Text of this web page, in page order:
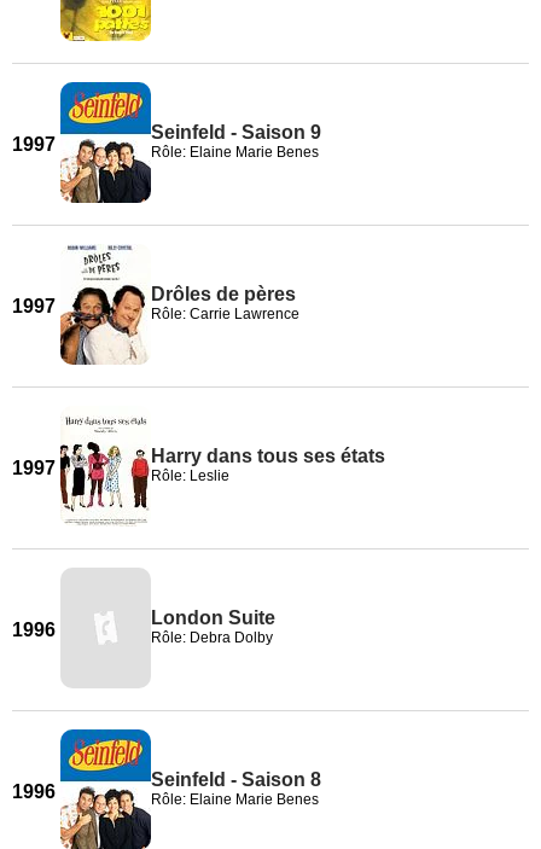
1997
Seinfeld - Saison 9
Rôle: Elaine Marie Benes
1997
Drôles de pères
Rôle: Carrie Lawrence
1997
Harry dans tous ses états
Rôle: Leslie
1996
London Suite
Rôle: Debra Dolby
1996
Seinfeld - Saison 8
Rôle: Elaine Marie Benes